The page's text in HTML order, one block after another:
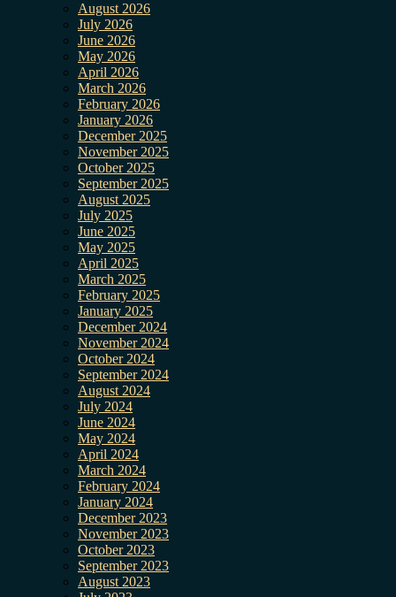
August 2026
July 2026
June 2026
May 2026
April 2026
March 2026
February 2026
January 2026
December 2025
November 2025
October 2025
September 2025
August 2025
July 2025
June 2025
May 2025
April 2025
March 2025
February 2025
January 2025
December 2024
November 2024
October 2024
September 2024
August 2024
July 2024
June 2024
May 2024
April 2024
March 2024
February 2024
January 2024
December 2023
November 2023
October 2023
September 2023
August 2023